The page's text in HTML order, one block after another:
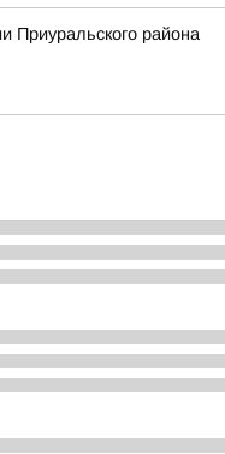
Приуральского района